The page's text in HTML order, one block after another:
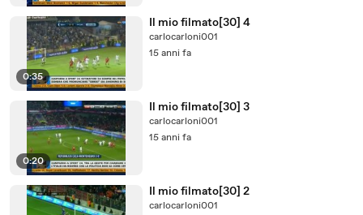
0:35
Il mio filmato[30] 4
carlocarloni001
15 anni fa
0:20
Il mio filmato[30] 3
carlocarloni001
15 anni fa
Il mio filmato[30] 2
carlocarloni001